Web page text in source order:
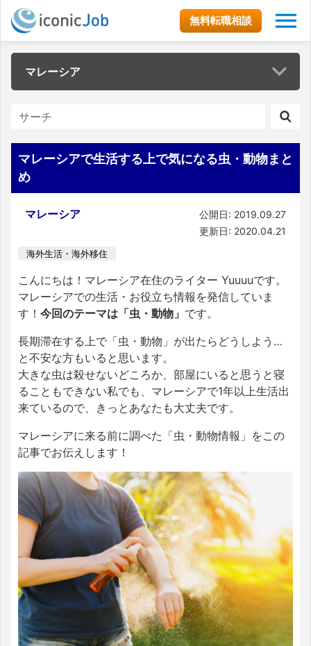
無料転職相談
マレーシア
マレーシアで生活する上で気になる虫・動物まと
め
マレーシア
公開日: 2019.09.27
更新日: 2020.04.21
海外生活・海外移住
こんにちは！マレーシア在住のライター Yuuuuです。
マレーシアでの生活・お役立ち情報を発信していま
す！ 今回のテーマは「虫・動物」 です。
長期滞在する上で「虫・動物」が出たらどうしよう…
と不安な方もいると思います。
大きな虫は殺せないどころか、部屋にいると思うと寝
ることもできない私でも、マレーシアで1年以上生活出
来ているので、きっとあなたも大丈夫です。
マレーシアに来る前に調べた「虫・動物情報」をこの
記事でお伝えします！